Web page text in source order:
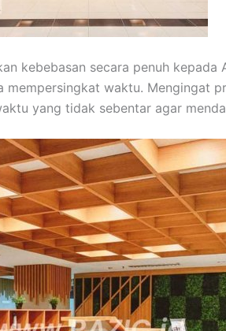
kebebasan secara penuh kepada
waktu. Mengingat
yang tidak sebentar agar